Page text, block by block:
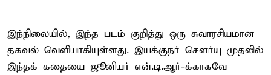
இந்நிலையில், இந்த படம் குறித்து ஒரு சுவாரசியமான
தகவல் வெளியாகியுள்ளது. இயக்குநர் சௌர்யு முதலில்
இந்தக் கதையை ஜூனியர் என்.டி.ஆர்-க்காகவே